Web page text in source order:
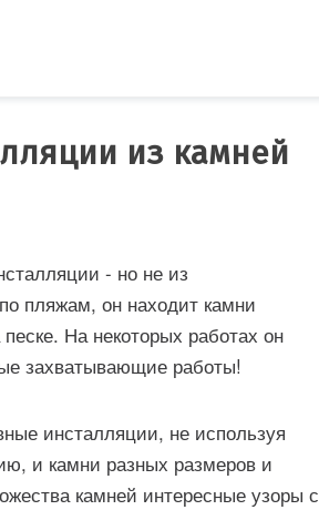
из камней
- но не из
пляжам, он находит камни
На некоторых работах он
захватывающие работы!
инсталляции, не используя
и камни разных размеров и
камней интересные узоры с